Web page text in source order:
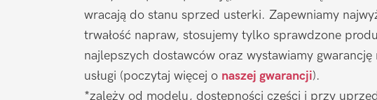
wracają do stanu sprzed usterki. Zapewniamy
trwałość napraw, stosujemy tylko sprawdzone
najlepszych dostawców oraz wystawiamy gwarancję
usługi (poczytaj więcej o naszej gwarancji).
*zależy od modelu, dostepności części i przy